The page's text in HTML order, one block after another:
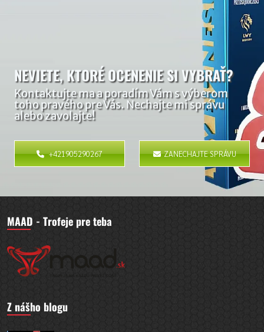
NEVIETE, KTORÉ OCENENIE SI VYBRAŤ?
Kontaktujte ma a poradím Vám s výberom
toho pravého pre Vás. Nechajte mi správu
alebo zavolajte!
+421905290267 ZANECHAJTE SPRÁVU
MAAD - Trofeje pre teba
Z nášho blogu